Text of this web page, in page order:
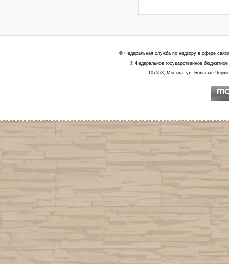
© Федеральная служба по надзору в сфере
© Федеральное государственное
107553, Москва, ул. Большая